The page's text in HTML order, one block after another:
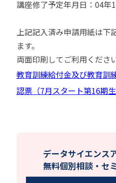
講座修了予定年月日：04年
上記記入済み申請用紙は下
ます。
両面印刷してご利用ください
教育訓練給付金及び教育訓
認票（7月スタート第16期生
データサイエンス
無料個別相談・セ